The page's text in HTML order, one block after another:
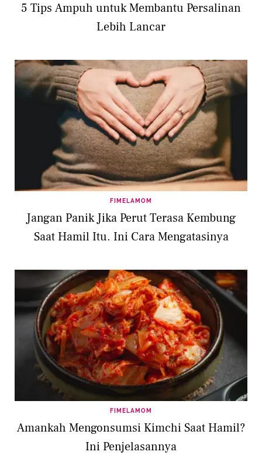
5 Tips Ampuh untuk Membantu Persalinan
Lebih Lancar
FIMELAMOM
Jangan Panik Jika Perut Terasa Kembung
Saat Hamil Itu. Ini Cara Mengatasinya
FIMELAMOM
Amankah Mengonsumsi Kimchi Saat Hamil?
Ini Penjelasannya